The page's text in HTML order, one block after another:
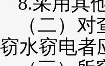
（二）
窃水窃电者